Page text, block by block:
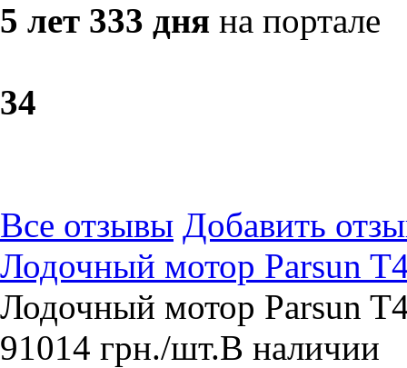
5 лет 333 дня на портале
34
Все отзывы Добавить
Лодочный мотор Parsun
Лодочный мотор Parsun
91014 грн./шт.В наличии